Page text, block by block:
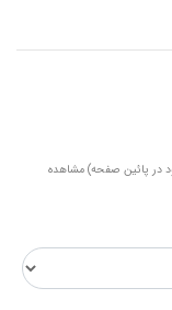
در پائین صفحه) مشاهده